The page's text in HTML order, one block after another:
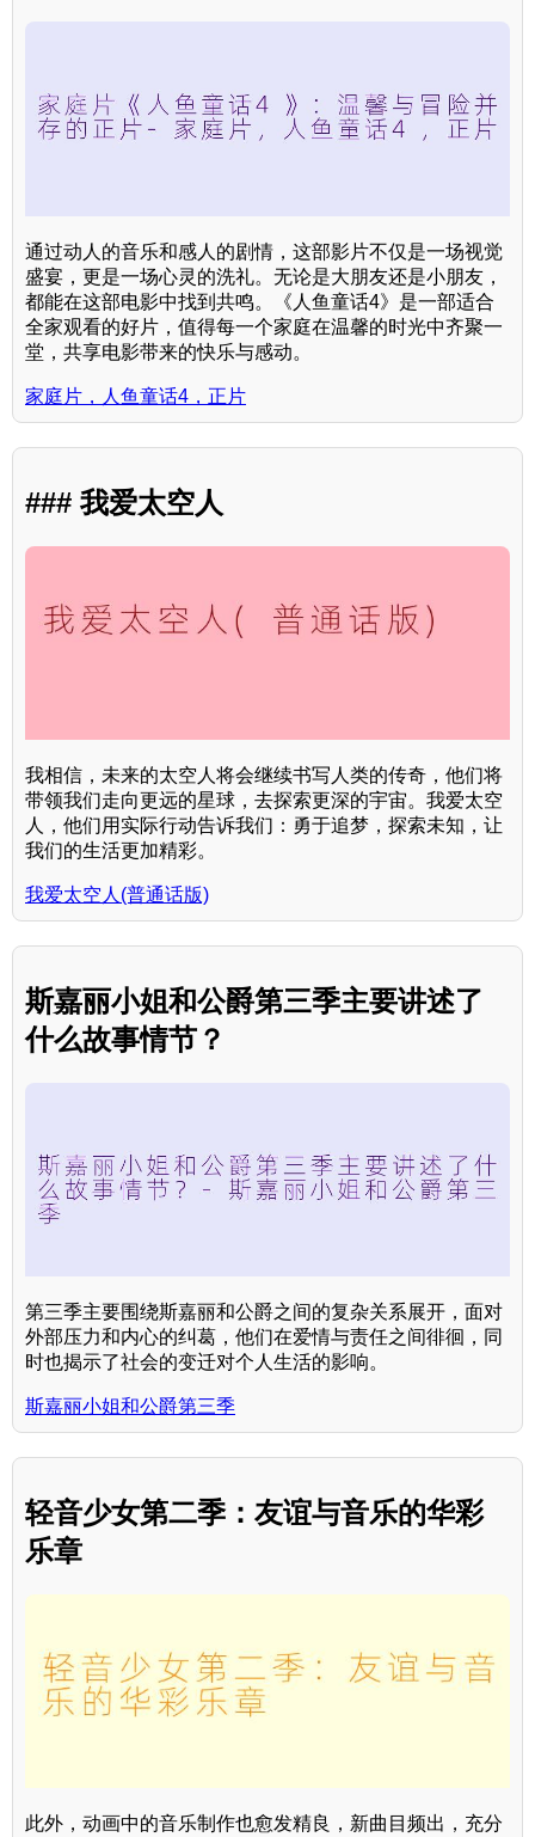
通过动人的音乐和感人的剧情，这部影片不仅是一场视觉
盛宴，更是一场心灵的洗礼。无论是大朋友还是小朋友，
都能在这部电影中找到共鸣。《人鱼童话4》是一部适合
全家观看的好片，值得每一个家庭在温馨的时光中齐聚一
堂，共享电影带来的快乐与感动。
家庭片，人鱼童话4，正片
### 我爱太空人
我相信，未来的太空人将会继续书写人类的传奇，他们将
带领我们走向更远的星球，去探索更深的宇宙。我爱太空
人，他们用实际行动告诉我们：勇于追梦，探索未知，让
我们的生活更加精彩。
我爱太空人(普通话版)
斯嘉丽小姐和公爵第三季主要讲述了
什么故事情节？
第三季主要围绕斯嘉丽和公爵之间的复杂关系展开，面对
外部压力和内心的纠葛，他们在爱情与责任之间徘徊，同
时也揭示了社会的变迁对个人生活的影响。
斯嘉丽小姐和公爵第三季
轻音少女第二季：友谊与音乐的华彩
乐章
此外，动画中的音乐制作也愈发精良，新曲目频出，充分